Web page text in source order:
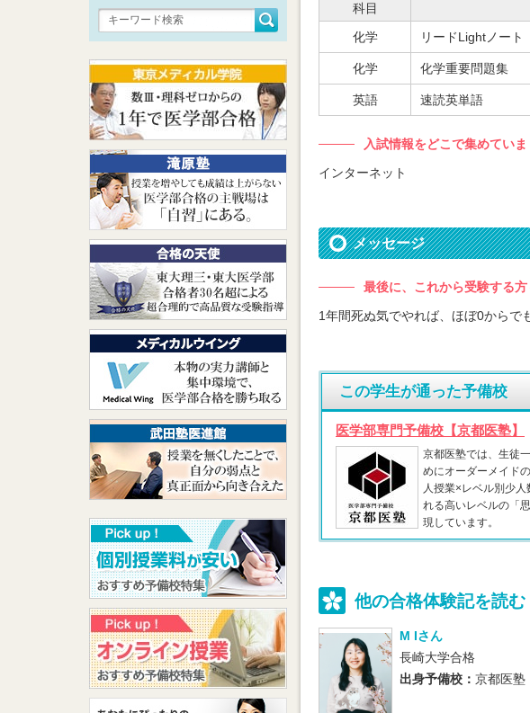
科目
化学
リードLightノート
化学 化学重要問題集
英語 速読英単語
入試情報をどこで集めてい
インターネット
メッセージ
最後に、これから受験する
1年間死ぬ気でやれば、ほぼ0からで
この学生が通った予備校
医学部専門予備校【京都医塾】
京都医塾では、生徒
めにオーダーメイド
人授業×レベル別少
れる高いレベルの「
現しています。
他の合格体験記を読む
M Iさん
長崎大学合格
出身予備校： 京都医塾